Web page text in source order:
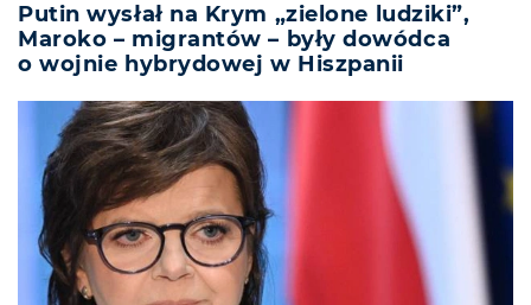
Putin wysłał na Krym „zielone ludziki”,
Maroko – migrantów – były dowódca
o wojnie hybrydowej w Hiszpanii